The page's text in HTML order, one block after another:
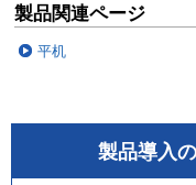
製品関連ページ
平机
製品導入